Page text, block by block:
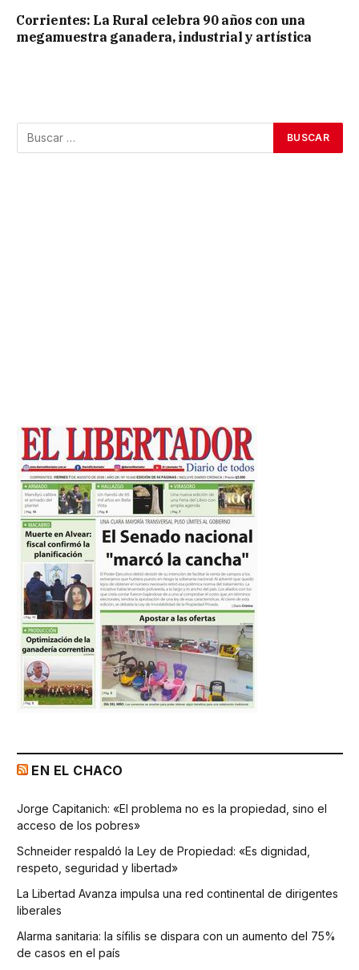
Corrientes: La Rural celebra 90 años con una
megamuestra ganadera, industrial y artística
EN EL CHACO
Jorge Capitanich: «El problema no es la propiedad, sino el
acceso de los pobres»
Schneider respaldó la Ley de Propiedad: «Es dignidad,
respeto, seguridad y libertad»
La Libertad Avanza impulsa una red continental de dirigentes
liberales
Alarma sanitaria: la sífilis se dispara con un aumento del 75%
de casos en el país